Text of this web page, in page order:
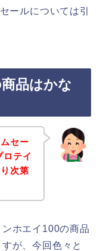
ールについては引
品はかな
セー
ロテイ
次第
ホエイ100の商品
が、今回色々と